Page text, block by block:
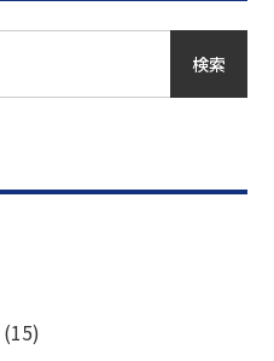
検索
(15)